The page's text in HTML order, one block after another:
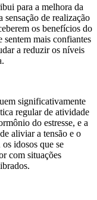
para a melhora da
de realização
os benefícios do
sentem mais confiantes
a reduzir os níveis
significativamente
regular de atividade
do estresse, e a
aliviar a tensão e o
idosos que se
com situações